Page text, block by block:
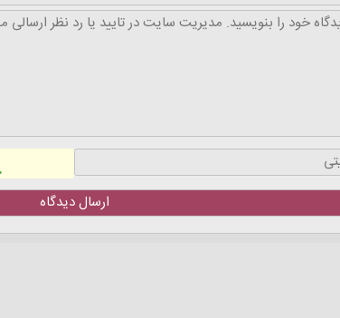
ارسال دیدگاه